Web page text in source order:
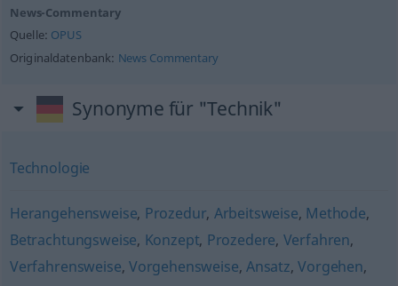
News-Commentary
Quelle: OPUS
Originaldatenbank: News Commentary
Synonyme für "Technik"
Technologie
Herangehensweise, Prozedur, Arbeitsweise, Methode,
Betrachtungsweise, Konzept, Prozedere, Verfahren,
Verfahrensweise, Vorgehensweise, Ansatz,Vorgehen,